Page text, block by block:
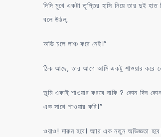
দিদি মুখে একটা তৃপ্তির হাসি নিয়ে তার দুই
বলে উঠল,
অভি চলে লাঞ্চ করে নেই।”
ঠিক আছে, তার আগে আমি একটু শাওয়ার করে
তুমি একাই শাওয়ার করবে নাকি ? কোন দিন
এক সাথে শাওয়ার করি।”
ওয়াও! দারুন হবে। আার এক নতুন অভিজ্ঞতা